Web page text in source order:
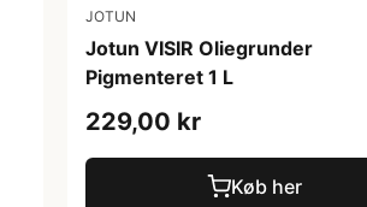
JOTUN
Jotun VISIR Oliegrunder
Pigmenteret 1 L
229,00 kr
Køb her